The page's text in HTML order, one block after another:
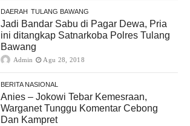
DAERAH TULANG BAWANG
Jadi Bandar Sabu di Pagar Dewa, Pria
ini ditangkap Satnarkoba Polres Tulang
Bawang
Admin Agu 28, 2018
BERITA NASIONAL
Anies – Jokowi Tebar Kemesraan,
Warganet Tunggu Komentar Cebong
Dan Kampret